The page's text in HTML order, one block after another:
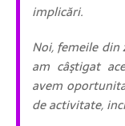
implicări.
Noi, femeile din
am câştigat
avem
de activitate,